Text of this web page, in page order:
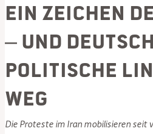
ein Zeichen
– und
politische
weg
Die Proteste im Iran mobilisieren seit